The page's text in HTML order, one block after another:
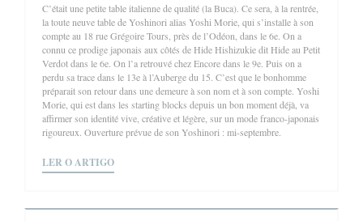
C’était une petite table italienne de qualité (la Buca). Ce sera, à la rentrée,
la toute neuve table de Yoshinori alias Yoshi Morie, qui s’installe à son
compte au 18 rue Grégoire Tours, près de l’Odéon, dans le 6e. On a
connu ce prodige japonais aux côtés de Hide Hishizukie dit Hide au Petit
Verdot dans le 6e. On l’a retrouvé chez Encore dans le 9e. Puis on a
perdu sa trace dans le 13e à l’Auberge du 15. C’est que le bonhomme
préparait son retour dans une demeure à son nom et à son compte. Yoshi
Morie, qui est dans les starting blocks depuis un bon moment déjà, va
affirmer son identité vive, créative et légère, sur un mode franco-japonais
rigoureux. Ouverture prévue de son Yoshinori : mi-septembre.
LER O ARTIGO((ABRE NUMA NOVA JANELA))